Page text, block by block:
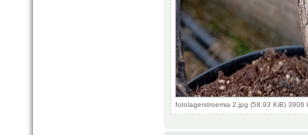
fotolagerstroemia 2.jpg (58.93 KiB) 3906